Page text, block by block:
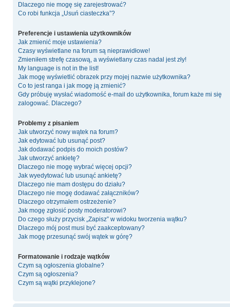
Dlaczego nie mogę się zarejestrować?
Co robi funkcja „Usuń ciasteczka”?
Preferencje i ustawienia użytkowników
Jak zmienić moje ustawienia?
Czasy wyświetlane na forum są nieprawidłowe!
Zmieniłem strefę czasową, a wyświetlany czas nadal jest zły!
My language is not in the list!
Jak mogę wyświetlić obrazek przy mojej nazwie użytkownika?
Co to jest ranga i jak mogę ją zmienić?
Gdy próbuję wysłać wiadomość e-mail do użytkownika, forum każe mi się
zalogować. Dlaczego?
Problemy z pisaniem
Jak utworzyć nowy wątek na forum?
Jak edytować lub usunąć post?
Jak dodawać podpis do moich postów?
Jak utworzyć ankietę?
Dlaczego nie mogę wybrać więcej opcji?
Jak wyedytować lub usunąć ankietę?
Dlaczego nie mam dostępu do działu?
Dlaczego nie mogę dodawać załączników?
Dlaczego otrzymałem ostrzeżenie?
Jak mogę zgłosić posty moderatorowi?
Do czego służy przycisk „Zapisz” w widoku tworzenia wątku?
Dlaczego mój post musi być zaakceptowany?
Jak mogę przesunąć swój wątek w górę?
Formatowanie i rodzaje wątków
Czym są ogłoszenia globalne?
Czym są ogłoszenia?
Czym są wątki przyklejone?